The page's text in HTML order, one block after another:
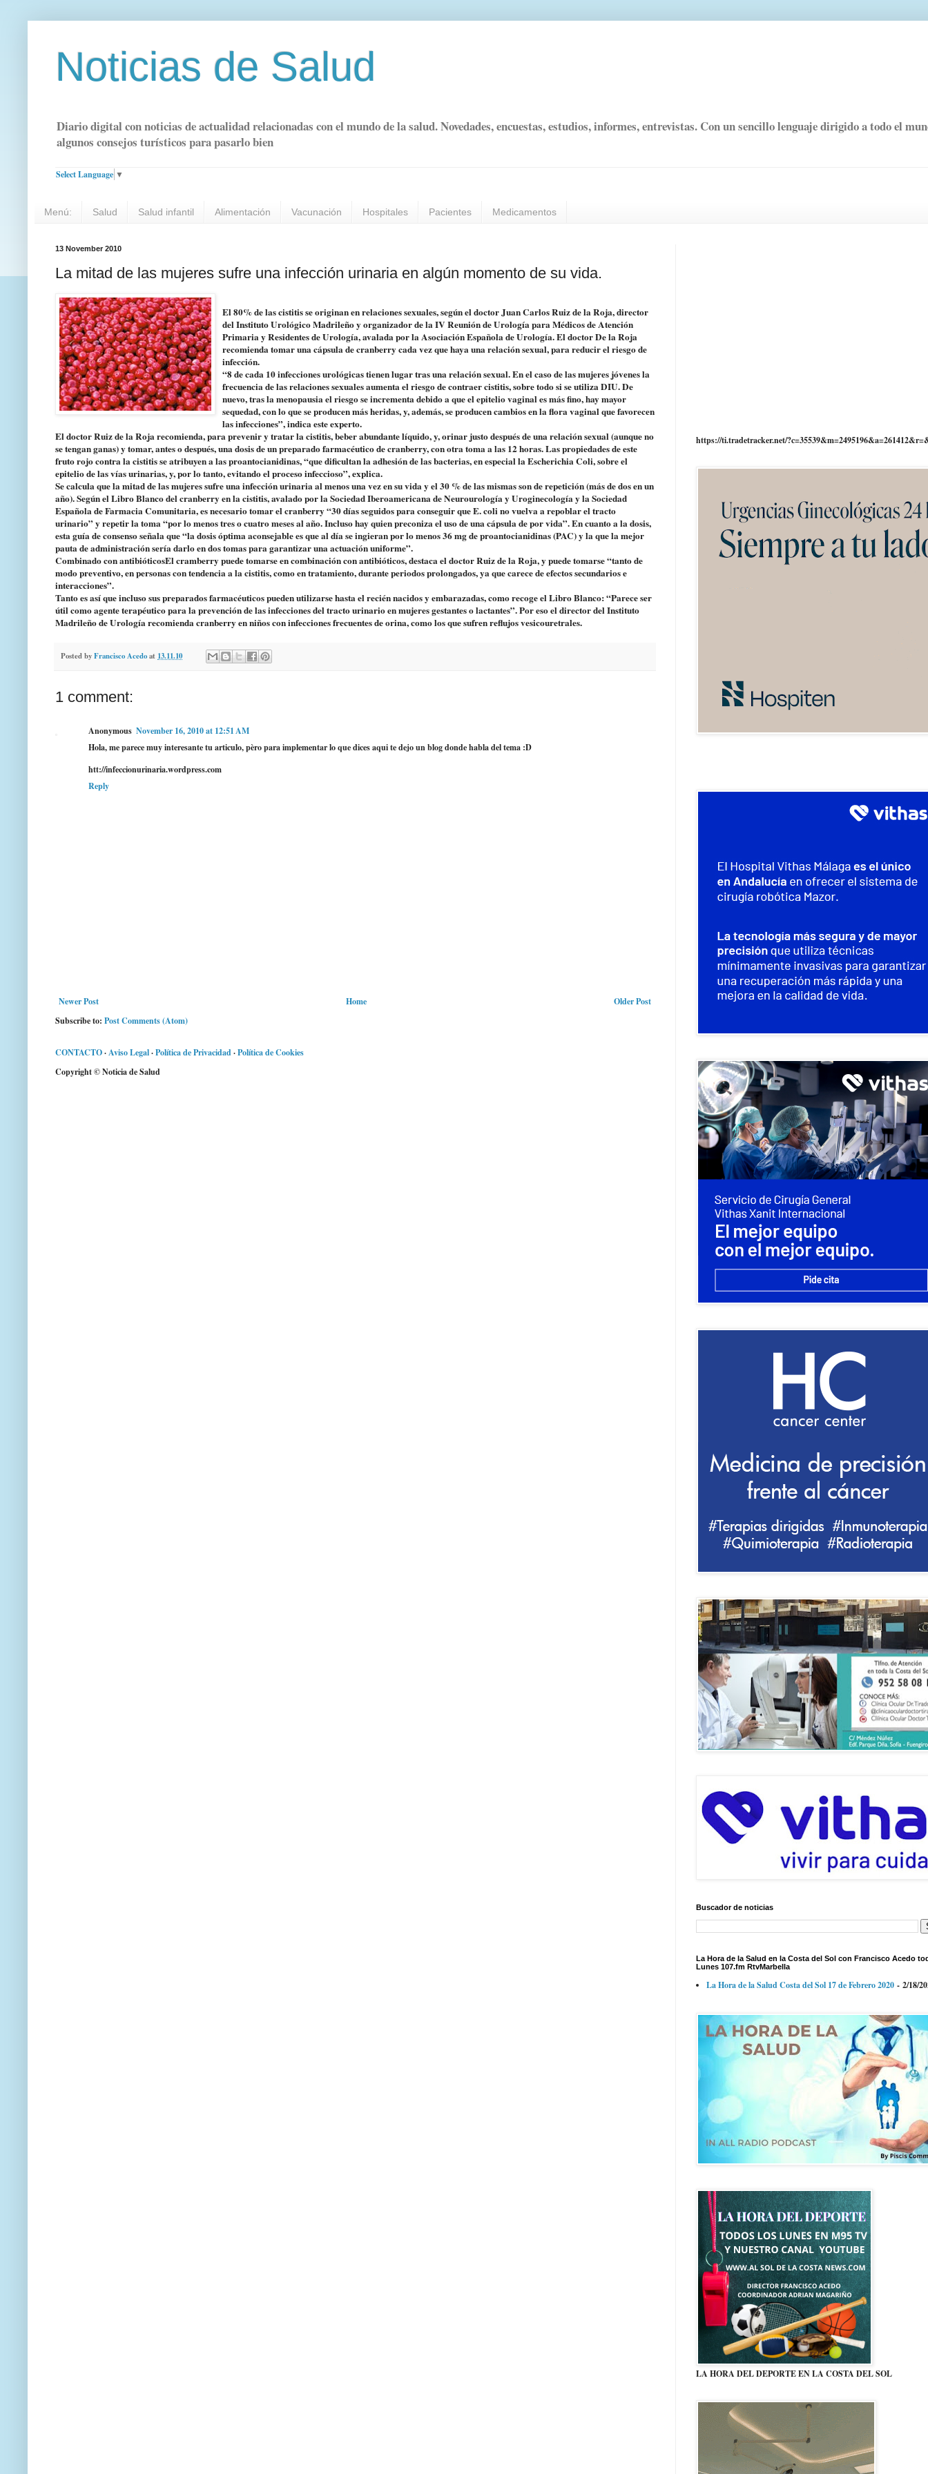
Noticias de Salud
Diario digital con noticias de actualidad relacionadas con el mundo de la salud. Novedades, encuestas, estudios, informes, entrevistas. Con un sencillo lenguaje dirigido a todo el
algunos consejos turísticos para pasarlo bien
Select Language ▼
Menú: Salud Salud infantil Alimentación Vacunación Hospitales Pacientes Medicamentos
13 November 2010
La mitad de las mujeres sufre una infección urinaria en algún momento de su vida.
El 80% de las cistitis se originan en relaciones sexuales, según el doctor Juan Carlos Ruiz de la Roja, director
del Instituto Urológico Madrileño y organizador de la IV Reunión de Urología para Médicos de Atención
Primaria y Residentes de Urología, avalada por la Asociación Española de Urología. El doctor De la Roja
recomienda tomar una cápsula de cranberry cada vez que haya una relación sexual, para reducir el riesgo de
infección.
“8 de cada 10 infecciones urológicas tienen lugar tras una relación sexual. En el caso de las mujeres jóvenes la
frecuencia de las relaciones sexuales aumenta el riesgo de contraer cistitis, sobre todo si se utiliza DIU. De
nuevo, tras la menopausia el riesgo se incrementa debido a que el epitelio vaginal es más fino, hay mayor
sequedad, con lo que se producen más heridas, y, además, se producen cambios en la flora vaginal que favorecen
las infecciones”, indica este experto.
El doctor Ruiz de la Roja recomienda, para prevenir y tratar la cistitis, beber abundante líquido, y, orinar justo después de una relación sexual (aunque no
se tengan ganas) y tomar, antes o después, una dosis de un preparado farmacéutico de cranberry, con otra toma a las 12 horas. Las propiedades de este
fruto rojo contra la cistitis se atribuyen a las proantocianidinas, “que dificultan la adhesión de las bacterias, en especial la Escherichia Coli, sobre el
epitelio de las vías urinarias, y, por lo tanto, evitando el proceso infeccioso”, explica.
Se calcula que la mitad de las mujeres sufre una infección urinaria al menos una vez en su vida y el 30 % de las mismas son de repetición (más de dos en un
año). Según el Libro Blanco del cranberry en la cistitis, avalado por la Sociedad Iberoamericana de Neurourología y Uroginecología y la Sociedad
Española de Farmacia Comunitaria, es necesario tomar el cranberry “30 días seguidos para conseguir que E. coli no vuelva a repoblar el tracto
urinario” y repetir la toma “por lo menos tres o cuatro meses al año. Incluso hay quien preconiza el uso de una cápsula de por vida”. En cuanto a la dosis,
esta guía de consenso señala que “la dosis óptima aconsejable es que al día se ingieran por lo menos 36 mg de proantocianidinas (PAC) y la que la mejor
pauta de administración sería darlo en dos tomas para garantizar una actuación uniforme”.
Combinado con antibióticosEl cramberry puede tomarse en combinación con antibióticos, destaca el doctor Ruiz de la Roja, y puede tomarse “tanto de
modo preventivo, en personas con tendencia a la cistitis, como en tratamiento, durante periodos prolongados, ya que carece de efectos secundarios e
interacciones”.
Tanto es así que incluso sus preparados farmacéuticos pueden utilizarse hasta el recién nacidos y embarazadas, como recoge el Libro Blanco: “Parece ser
útil como agente terapéutico para la prevención de las infecciones del tracto urinario en mujeres gestantes o lactantes”. Por eso el director del Instituto
Madrileño de Urología recomienda cranberry en niños con infecciones frecuentes de orina, como los que sufren reflujos vesicouretrales.
Posted byFrancisco Acedoat 13.11.10
1 comment:
Anonymous November 16, 2010 at 12:51 AM
Hola, me parece muy interesante tu articulo, pèro para implementar lo que dices aqui te dejo un blog donde habla del tema :D
htt://infeccionurinaria.wordpress.com
Reply
Newer Post Older Post
Home
Subscribe to: Post Comments (Atom)
CONTACTO·Aviso Legal·Política de Privacidad·Política de Cookies
Copyright © Noticia de Salud
https://ti.tradetracker.net/
Buscador de noticias
La Hora de la Salud en la Costa del Sol con Francisco Acedo
Lunes 107.fm RtvMarbella
La Hora de la Salud Costa del Sol 17 de Febrero 2020 - 2/18/
LA HORA DEL DEPORTE EN LA COSTA DEL SOL